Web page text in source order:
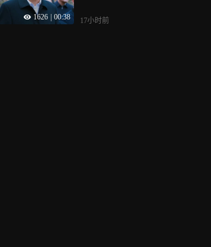
1626 00:38 17小时前